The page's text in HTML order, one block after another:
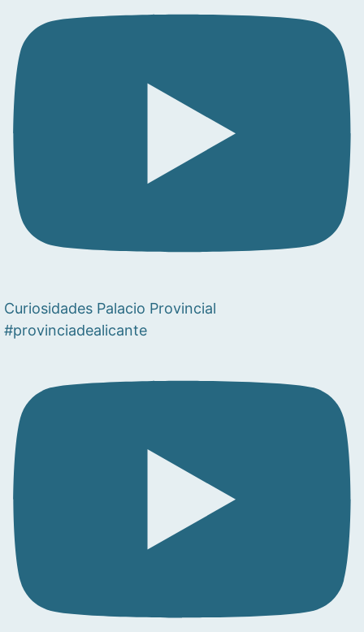
Curiosidades Palacio Provincial
#provinciadealicante